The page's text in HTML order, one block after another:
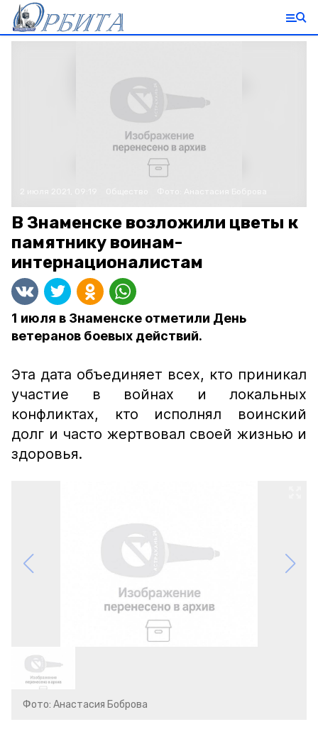
В Знаменске возложили цветы к
памятнику воинам-
интернационалистам
1 июля в Знаменске отметили День
ветеранов боевых действий.
Эта дата объединяет всех, кто приникал
участие в войнах и локальных
конфликтах, кто исполнял воинский
долг и часто жертвовал своей жизнью и
здоровья.
Фото: Анастасия Боброва